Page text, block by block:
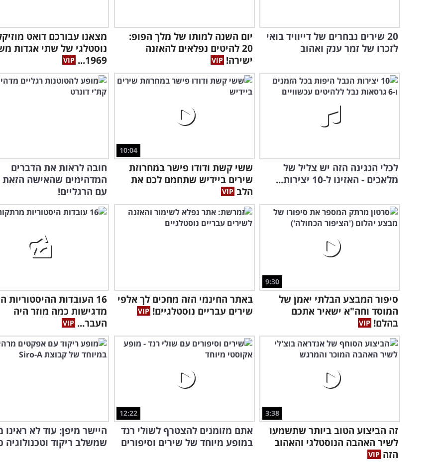
20 שירים נבחרים של דייוויד בואי
לזכרו של זמר ענק ואהוב
יום השנה למותו של מלך הפופ:
20 להיטים נפלאים להאזנה
ישירה!
מצאנו עבורכם דואט
נוסטלגי של שתי אגדות
1969...
לכלי הנגינה הזה יש צליל של
מלאכים - האזינו ל-10 יצירות...
10:04
ששי קשת ודודו פישר במחרוזת
שירים ביידיש שתחמם לכם את
הלב
חובה לראות את הדברים
המדהימים שהאישה
עם הרגליים!
9:30
סיפור המבצע הבלתי יאמן של
המוסד וחה"א ישאיר אתכם
בהלם!
באתר החינמי הזה מחכים לך אלפי
שירים עבריים נוסטלגיים!
16 העובדות ההיסטוריות
מדגישות כמה מוזר היה
העבר...
3:38
זה הביצוע הטוב ביותר שתשמעו
לשיר האהבה הנוסטלגי והאהוב
הזה
12:22
אתם מזומנים להצטרף לשולי רנד
במופע מיוחד של שירים וסיפורים
היישר מיפן: עוד לא ראינו
שמשלב ריקוד וטכנולוגיה